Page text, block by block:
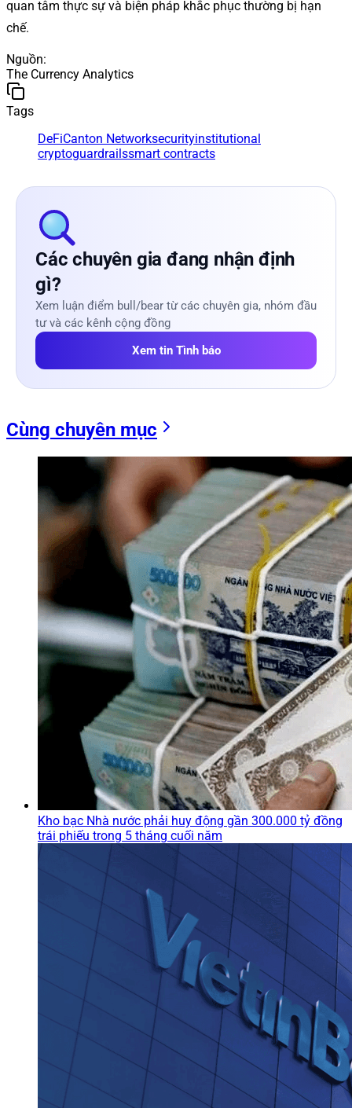
quan tâm thực sự và biện pháp khắc phục thường bị hạn
chế.
Nguồn:
The Currency Analytics
Tags
DeFiCanton Networksecurityinstitutional
cryptoguardrailssmart contracts
Các chuyên gia đang nhận định
gì?
Xem luận điểm bull/bear từ các chuyên gia, nhóm đầu
tư và các kênh cộng đồng
Xem tin Tình báo
Cùng chuyên mục
Kho bạc Nhà nước phải huy động gần 300.000 tỷ đồng
trái phiếu trong 5 tháng cuối năm